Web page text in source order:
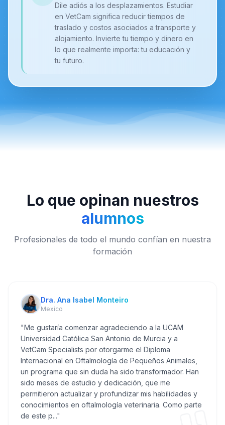
Dile adiós a los desplazamientos. Estudiar
en VetCam significa reducir tiempos de
traslado y costos asociados a transporte y
alojamiento. Invierte tu tiempo y dinero en
lo que realmente importa: tu educación y
tu futuro.
Lo que opinan nuestros
alumnos
Profesionales de todo el mundo confían en nuestra
formación
Dra. Ana Isabel Monteiro
Mexico
"Me gustaría comenzar agradeciendo a la UCAM
Universidad Católica San Antonio de Murcia y a
VetCam Specialists por otorgarme el Diploma
Internacional en Oftalmología de Pequeños Animales,
un programa que sin duda ha sido transformador. Han
sido meses de estudio y dedicación, que me
permitieron actualizar y profundizar mis habilidades y
conocimientos en oftalmología veterinaria. Como parte
de este p..."